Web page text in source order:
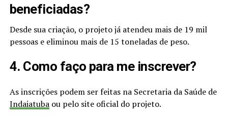
beneficiadas?
Desde sua criação, o projeto já atendeu mais de 19 mil
pessoas e eliminou mais de 15 toneladas de peso.
4. Como faço para me inscrever?
As inscrições podem ser feitas na Secretaria da Saúde de
Indaiatubaou pelo site oficial do projeto.